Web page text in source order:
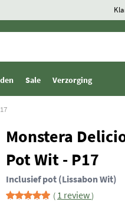
Sale Verzorging
Monstera
Pot Wit - P17
Inclusief pot (Lissabon Wit)
1 review